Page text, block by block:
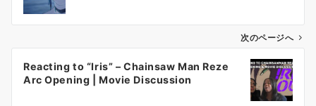
ビ
次のページへ
Reacting to “Iris” – Chainsaw Man Reze
Arc Opening | Movie Discussion